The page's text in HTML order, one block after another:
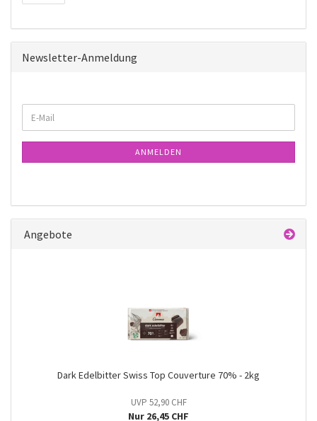
Newsletter-Anmeldung
ZUR
NEWSLETTER-
E-
Mail
ANMELDEN
Angebote
Dark Edelbitter Swiss Top Couverture 70% - 2kg
UVP 52,90 CHF
Nur 26,45 CHF